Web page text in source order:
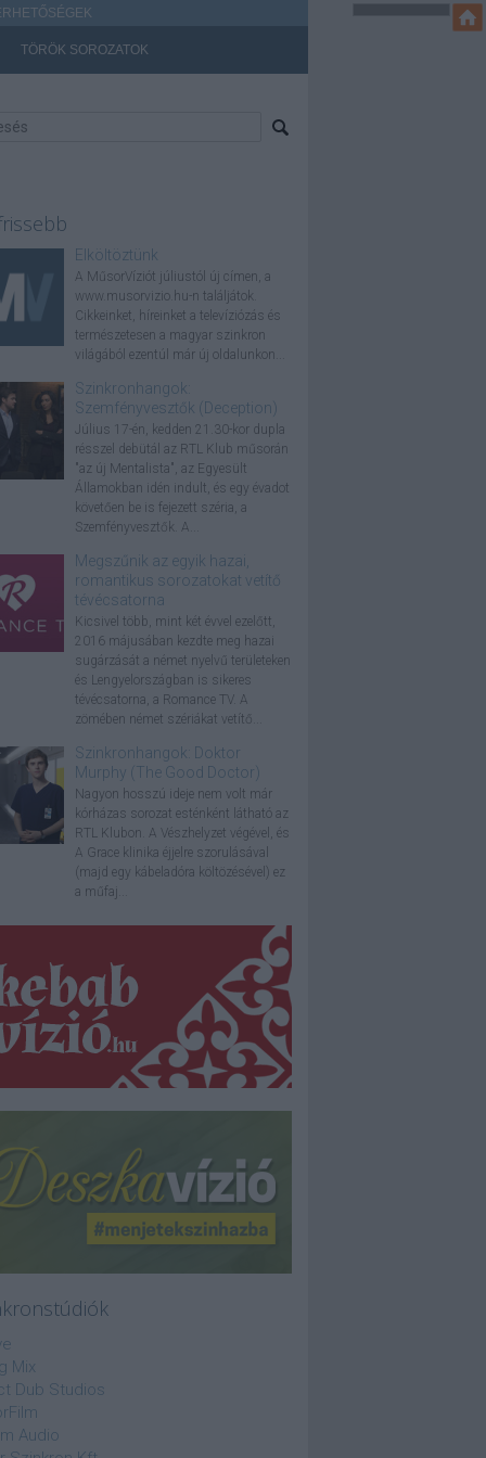
TÖRÖK SOROZATOK
Elköltöztünk
A MűsorVíziót júliustól új címen, a
www.musorvizio.hu-n találjátok.
Cikkeinket, híreinket a televíziózás és
természetesen a magyar szinkron
világából ezentúl már új oldalunkon...
Szinkronhangok:
Szemfényvesztők (Deception)
Július 17-én, kedden 21.30-kor dupla
résszel debütál az RTL Klub műsorán
"az új Mentalista", az Egyesült
Államokban idén indult, és egy évadot
követően be is fejezett széria, a
Szemfényvesztők. A...
Megszűnik az egyik hazai,
romantikus sorozatokat vetítő
tévécsatorna
Kicsivel több, mint két évvel ezelőtt,
2016 májusában kezdte meg hazai
sugárzását a német nyelvű területeken
és Lengyelországban is sikeres
tévécsatorna, a Romance TV. A
zömében német szériákat vetítő...
Szinkronhangok: Doktor
Murphy (The Good Doctor)
Nagyon hosszú ideje nem volt már
kórházas sorozat esténként látható az
RTL Klubon. A Vészhelyzet végével, és
A Grace klinika éjjelre szorulásával
(majd egy kábeladóra költözésével) ez
a műfaj...
Mix
Dub Studios
Audio